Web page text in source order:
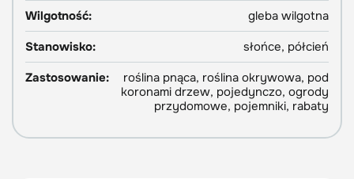
Wilgotność:
gleba wilgotna
Stanowisko:
słońce, półcień
Zastosowanie:
roślina pnąca, roślina okrywowa, pod
koronami drzew, pojedynczo, ogrody
przydomowe, pojemniki, rabaty